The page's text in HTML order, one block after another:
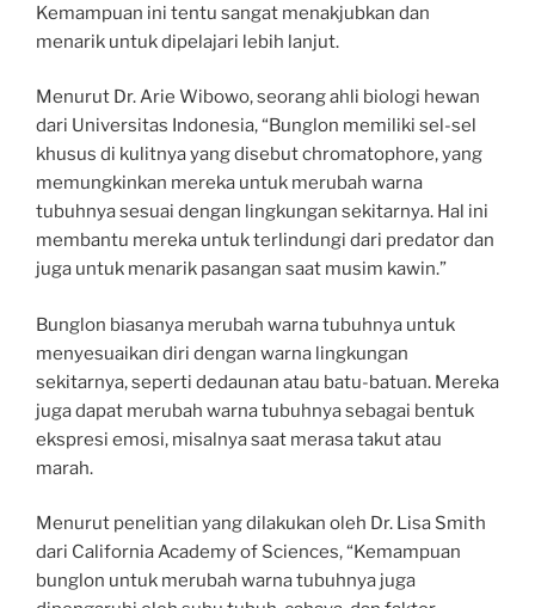
Kemampuan ini tentu sangat menakjubkan dan
menarik untuk dipelajari lebih lanjut.
Menurut Dr. Arie Wibowo, seorang ahli biologi hewan
dari Universitas Indonesia, “Bunglon memiliki sel-sel
khusus di kulitnya yang disebut chromatophore, yang
memungkinkan mereka untuk merubah warna
tubuhnya sesuai dengan lingkungan sekitarnya. Hal ini
membantu mereka untuk terlindungi dari predator dan
juga untuk menarik pasangan saat musim kawin.”
Bunglon biasanya merubah warna tubuhnya untuk
menyesuaikan diri dengan warna lingkungan
sekitarnya, seperti dedaunan atau batu-batuan. Mereka
juga dapat merubah warna tubuhnya sebagai bentuk
ekspresi emosi, misalnya saat merasa takut atau
marah.
Menurut penelitian yang dilakukan oleh Dr. Lisa Smith
dari California Academy of Sciences, “Kemampuan
bunglon untuk merubah warna tubuhnya juga